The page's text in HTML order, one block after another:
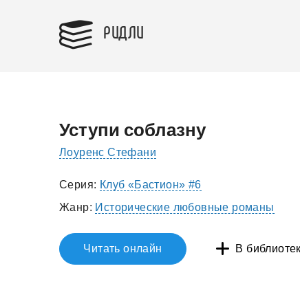
РИДЛИ
Уступи соблазну
Лоуренс Стефани
Серия: Клуб «Бастион» #6
Жанр: Исторические любовные романы
Читать онлайн В